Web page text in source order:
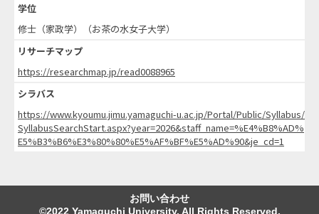
学位
修士（家政学）（お茶の水女子大学）
リサーチマップ
https://researchmap.jp/read0088965
シラバス
https://www.kyoumu.jimu.yamaguchi-u.ac.jp/Portal/Public/Syllabus/
SyllabusSearchStart.aspx?year=2026&staff_name=%E4%B8%AD%
E5%B3%B6%E3%80%80%E5%AF%BF%E5%AD%90&je_cd=1
お問い合わせ
©2022 Yamaguchi University. All Rights Reserved.